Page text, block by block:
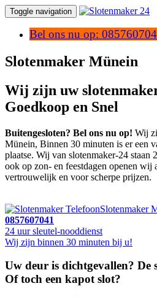
Toggle navigation
Bel ons nu op:
Slotenmaker Münein
Wij zijn uw
Goedkoop en Snel
Buitengesloten? Bel ons nu op! Wij
Münein, Binnen 30 minuten is er een
plaatse. Wij van slotenmaker-24 staan
ook op zon- en feestdagen openen wij
vertrouwelijk en voor scherpe prijzen.
Slotenmaker
0857607041
24 uur sleutel-nooddienst
Wij zijn binnen 30 minuten bij u!
Uw deur is dichtgevallen? De
Of toch een kapot slot?